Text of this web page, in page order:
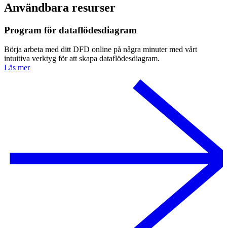
Användbara resurser
Program för dataflödesdiagram
Börja arbeta med ditt DFD online på några minuter med vårt
intuitiva verktyg för att skapa dataflödesdiagram.
Läs mer